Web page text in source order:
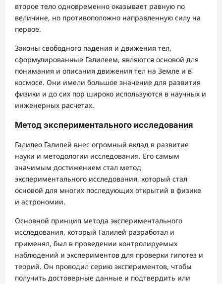
второе тело одновременно оказывает равную по
величине, но противоположно направленную силу на
первое.
Законы свободного падения и движения тел,
сформулированные Галилеем, являются основой для
понимания и описания движения тел на Земле и в
космосе. Они имели большое значение для развития
физики и до сих пор широко используются в научных и
инженерных расчетах.
Метод экспериментального исследования
Галилео Галилей внес огромный вклад в развитие
науки и методологии исследования. Его самым
значимым достижением стал метод
экспериментального исследования, который стал
основой для многих последующих открытий в физике
и астрономии.
Основной принцип метода экспериментального
исследования, который Галилей разработал и
применял, был в проведении контролируемых
наблюдений и экспериментов для проверки гипотез и
теорий. Он проводил серию экспериментов, чтобы
получить достоверные данные и подтвердить или